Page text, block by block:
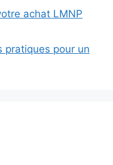
achat LMNP
pratiques pour un